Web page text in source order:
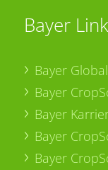
Bayer
Bayer Global
Bayer
Bayer
Bayer
Bayer